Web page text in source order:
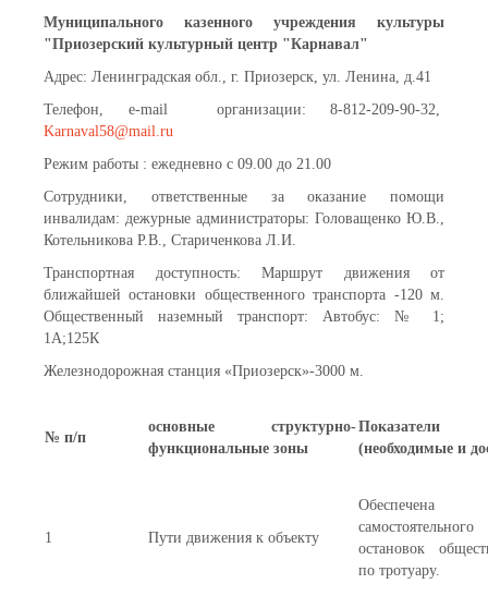
Муниципального казенного учреждения культуры
"Приозерский культурный центр "Карнавал"
Адрес: Ленинградская обл., г. Приозерск, ул. Ленина, д.41
Телефон, е-mail организации: 8-812-209-90-32,
Karnaval58@mail.ru
Режим работы : ежедневно с 09.00 до 21.00
Сотрудники, ответственные за оказание помощи
инвалидам: дежурные администраторы: Головащенко Ю.В.,
Котельникова Р.В., Стариченкова Л.И.
Транспортная доступность: Маршрут движения от
ближайшей остановки общественного транспорта -120 м.
Общественный наземный транспорт: Автобус: № 1;
1А;125К
Железнодорожная станция «Приозерск»-3000 м.
№ п/п
основные структурно-
функциональные зоны
Показатели
(необходимые и
1 Пути движения к объекту
Обеспечена
остановок
по тротуару.